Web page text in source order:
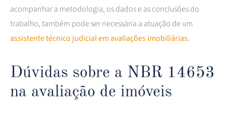
acompanhar a metodologia, os dados e as conclusões do
trabalho, também pode ser necessária a atuação de um
assistente técnico judicial em avaliações imobiliárias.
Dúvidas sobre a NBR 14653
na avaliação de imóveis